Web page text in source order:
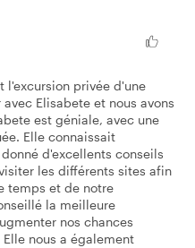
l'excursion privée d'une
Elisabete et nous avons
est géniale, avec une
Elle connaissait
d'excellents conseils
les différents sites afin
temps et de notre
la meilleure
nos chances
nous a également